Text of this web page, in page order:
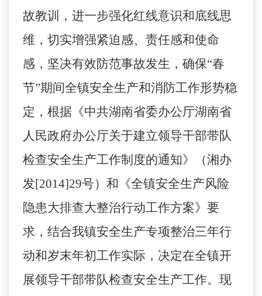
故教训，进一步强化红线意识和底线思
维，切实增强紧迫感、责任感和使命
感，坚决有效防范事故发生，确保“春
节”期间全镇安全生产和消防工作形势稳
定，根据《中共湖南省委办公厅湖南省
人民政府办公厅关于建立领导干部带队
检查安全生产工作制度的通知》（湘办
发[2014]29号）和《全镇安全生产风险
隐患大排查大整治行动工作方案》要
求，结合我镇安全生产专项整治三年行
动和岁末年初工作实际，决定在全镇开
展领导干部带队检查安全生产工作。现